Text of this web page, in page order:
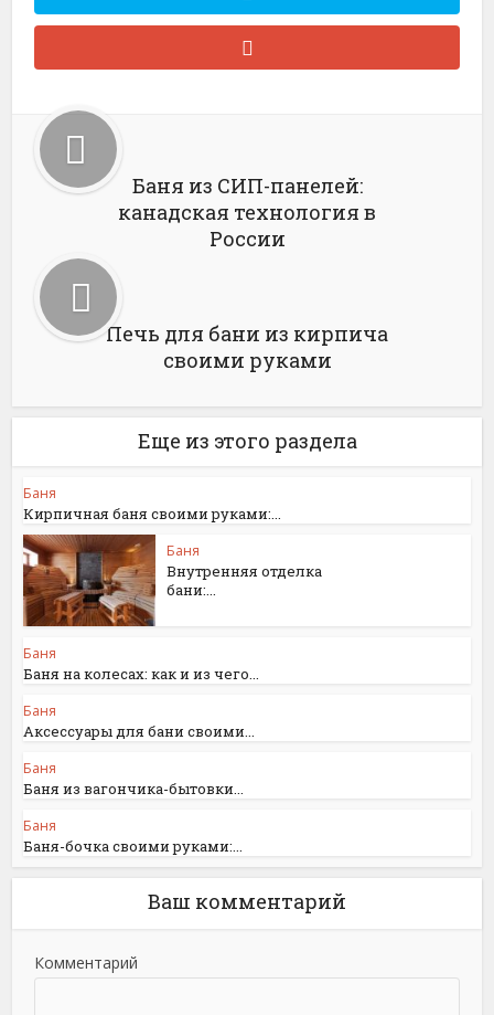
Баня из СИП-панелей:
канадская технология в
России
Печь для бани из кирпича
своими руками
Еще из этого раздела
Баня
Кирпичная баня своими руками:...
Баня
Внутренняя отделка
бани:...
Баня
Баня на колесах: как и из чего...
Баня
Аксессуары для бани своими...
Баня
Баня из вагончика-бытовки...
Баня
Баня-бочка своими руками:...
Ваш комментарий
Комментарий